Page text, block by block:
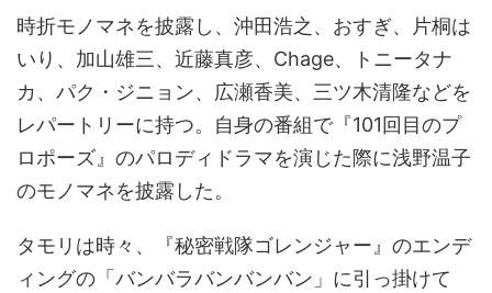
時折モノマネを披露し、沖田浩之、おすぎ、片桐は
いり、加山雄三、近藤真彦、Chage、トニータナ
カ、パク・ジニョン、広瀬香美、三ツ木清隆などを
レパートリーに持つ。自身の番組で『101回目のプ
ロポーズ』のパロディドラマを演じた際に浅野温子
のモノマネを披露した。
タモリは時々、『秘密戦隊ゴレンジャー』のエンデ
ィングの「バンバラバンバンバン」に引っ掛けて